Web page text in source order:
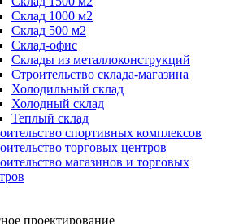
Склад 1000 м2
Склад 500 м2
Склад-офис
Склады из металлоконструкций
Строительство склада-магазина
Холодильный склад
Холодный склад
Теплый склад
спортивных комплексов
торговых центров
магазинов и торговых
проектирование